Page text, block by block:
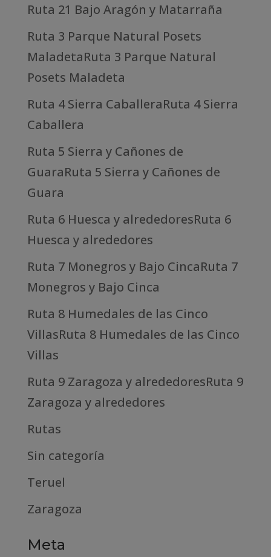
Ruta 21 Bajo Aragón y Matarraña
Ruta 3 Parque Natural Posets
MaladetaRuta 3 Parque Natural
Posets Maladeta
Ruta 4 Sierra CaballeraRuta 4 Sierra
Caballera
Ruta 5 Sierra y Cañones de
GuaraRuta 5 Sierra y Cañones de
Guara
Ruta 6 Huesca y alrededoresRuta 6
Huesca y alrededores
Ruta 7 Monegros y Bajo CincaRuta 7
Monegros y Bajo Cinca
Ruta 8 Humedales de las Cinco
VillasRuta 8 Humedales de las Cinco
Villas
Ruta 9 Zaragoza y alrededoresRuta 9
Zaragoza y alrededores
Rutas
Sin categoría
Teruel
Zaragoza
Meta